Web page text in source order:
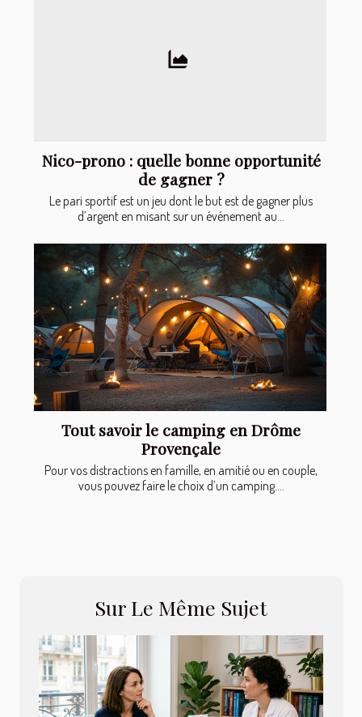
Nico-prono : quelle bonne opportunité
de gagner ?
Le pari sportif est un jeu dont le but est de gagner plus
d’argent en misant sur un événement au...
Tout savoir le camping en Drôme
Provençale
Pour vos distractions en famille, en amitié ou en couple,
vous pouvez faire le choix d’un camping....
Sur Le Même Sujet